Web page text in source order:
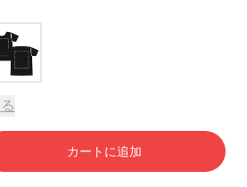
カートに追加